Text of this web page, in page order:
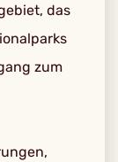
das
zum